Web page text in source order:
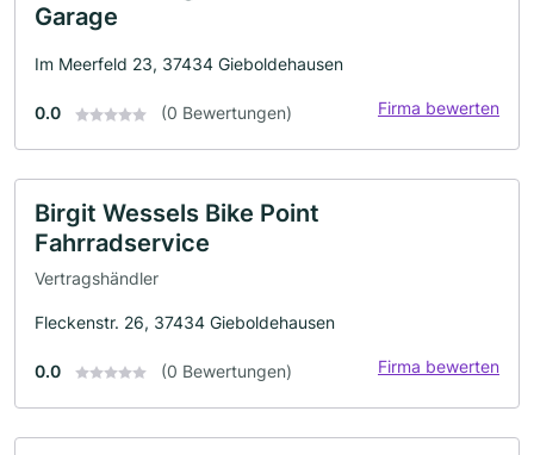
Garage
Im Meerfeld 23, 37434 Gieboldehausen
0.0 (0 Bewertungen) Firma bewerten
Birgit Wessels Bike Point
Fahrradservice
Vertragshändler
Fleckenstr. 26, 37434 Gieboldehausen
0.0 (0 Bewertungen) Firma bewerten